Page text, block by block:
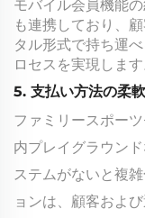
モバイル会員機能
も連携しており、
タル形式で持ち運
ロセスを実現します
5. 支払い方法の柔
ファミリースポー
内プレイグラウン
ステムがないと複
ョンは、顧客およ